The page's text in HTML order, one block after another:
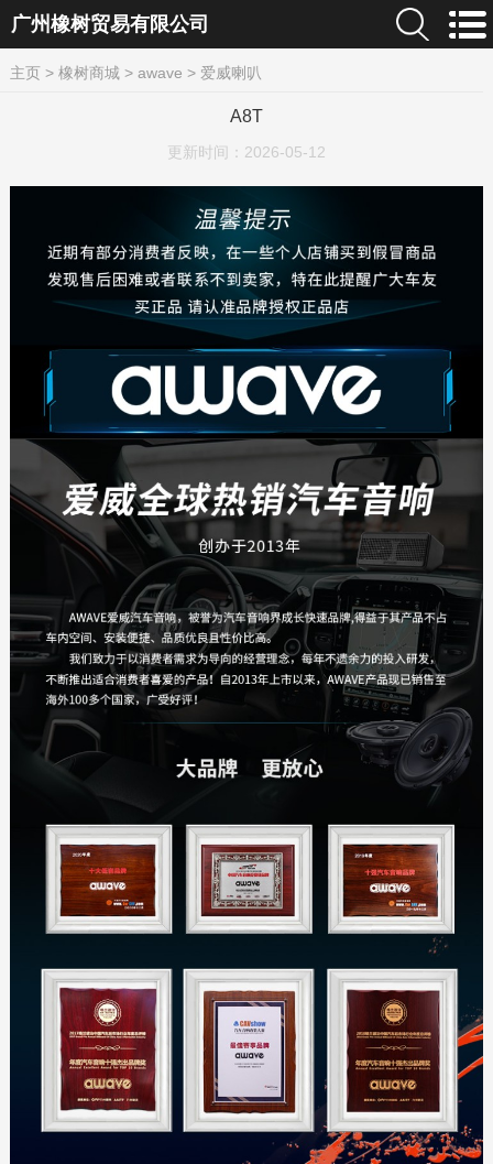
广州橡树贸易有限公司
主页> 橡树商城 > awave > 爱威喇叭
A8T
更新时间： 2026-05-12